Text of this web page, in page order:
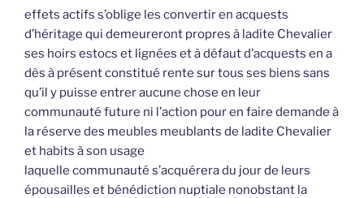
effets actifs s’oblige les convertir en acquests
d’héritage qui demeureront propres à ladite Chevalier
ses hoirs estocs et lignées et à défaut d’acquests en a
dès à présent constitué rente sur tous ses biens sans
qu’il y puisse entrer aucune chose en leur
communauté future ni l’action pour en faire demande à
la réserve des meubles meublants de ladite Chevalier
et habits à son usage
laquelle communauté s’acquérera du jour de leurs
épousailles et bénédiction nuptiale nonobstant la